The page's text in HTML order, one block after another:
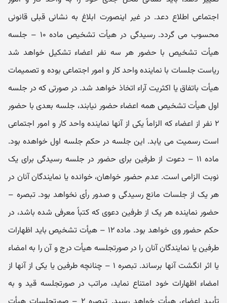
اجتماعی اطلاع دعد. در غیر اینصورت ابلاغ به نشانی قبلی قانونی
محسوب می‌ گردد. رسیدگی در هیأت تشخیص ماده ۱۰ – جلسه
هیأت تشخیص با حضور هر سه نفر اعضاء تشکیل خواهد شد
ریاست جلسات با نماینده واحد کار و امور اجتماعی بوده و تصمیمات
هیأت باتفاق یا اکثریت آراء اتخاذ خواهد شد. در صورتی‌ که در جلسه
اول هیأت تشخیص همه اعضاء حضور نیابند، جلسه بعدی با حضور
۲ نفر از اعضاء که الزاماً یکی از آنها نماینده واحد کار و امور اجتماعی
است رسمیت می‌ یابد. این جلسه در حکم جلسه اول خواهده بود.
ماده ۱۱ – دعوت از طرفین برای حضور در جلسه رسیدگی برای یک
نوبت الزامی است. عدم حضور خواهان، خوانده یا نمایندگان آنان در
هر یک از جلسات مانع رسیدگی و صدور رأی نخواهد بود. تبصره –
حضور نماینده هر یک از طرفین دعوی که کتباً معرفی شده باشد، در
حکم حضور وی خواهد بود. ماده ۱۲ – هیأت تشخیص باید اظهارات
طرفین یا نمایندگان آنان را در صورتجلسه هیأت درج و آن را به امضاء
یا اثر انگشت آنها برساند. تبصره ۱ – چنانچه طرفین یا یکی از آنها از
امضاء اظهارات خود امتناع نماید، مراتب در صورتجلسه قید و به